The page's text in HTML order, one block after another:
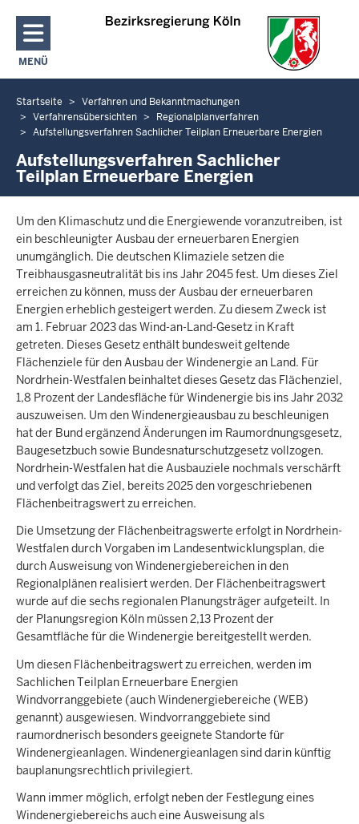
Direkt zum Inhalt
MENÜ
NAVIGATION AKTIVIEREN/DEAKTIVIEREN: HAUPTMENÜ
Sie
befinden
hier
Startseite
Verfahren und Bekanntmachungen
Verfahrensübersichten
Regionalplanverfahren
Aufstellungsverfahren Sachlicher Teilplan Erneuerbare Energien
Aufstellungsverfahren Sachlicher
Teilplan Erneuerbare Energien
Um den Klimaschutz und die Energiewende voranzutreiben, ist
ein beschleunigter Ausbau der erneuerbaren Energien
unumgänglich. Die deutschen Klimaziele setzen die
Treibhausgasneutralität bis ins Jahr 2045 fest. Um dieses Ziel
erreichen zu können, muss der Ausbau der erneuerbaren
Energien erheblich gesteigert werden. Zu diesem Zweck ist
am 1. Februar 2023 das Wind-an-Land-Gesetz in Kraft
getreten. Dieses Gesetz enthält bundesweit geltende
Flächenziele für den Ausbau der Windenergie an Land. Für
Nordrhein-Westfalen beinhaltet dieses Gesetz das Flächenziel,
1,8 Prozent der Landesfläche für Windenergie bis ins Jahr 2032
auszuweisen. Um den Windenergieausbau zu beschleunigen
hat der Bund ergänzend Änderungen im Raumordnungsgesetz,
Baugesetzbuch sowie Bundesnaturschutzgesetz vollzogen.
Nordrhein-Westfalen hat die Ausbauziele nochmals verschärft
und verfolgt das Ziel, bereits 2025 den vorgeschriebenen
Flächenbeitragswert zu erreichen.
Die Umsetzung der Flächenbeitragswerte erfolgt in Nordrhein-
Westfalen durch Vorgaben im Landesentwicklungsplan, die
durch Ausweisung von Windenergiebereichen in den
Regionalplänen realisiert werden. Der Flächenbeitragswert
wurde auf die sechs regionalen Planungsträger aufgeteilt. In
der Planungsregion Köln müssen 2,13 Prozent der
Gesamtfläche für die Windenergie bereitgestellt werden.
Um diesen Flächenbeitragswert zu erreichen, werden im
Sachlichen Teilplan Erneuerbare Energien
Windvorranggebiete (auch Windenergiebereiche (WEB)
genannt) ausgewiesen. Windvorranggebiete sind
raumordnerisch besonders geeignete Standorte für
Windenergieanlagen. Windenergieanlagen sind darin künftig
bauplanungsrechtlich privilegiert.
Wann immer möglich, erfolgt neben der Festlegung eines
Windenergiebereichs auch eine Ausweisung als